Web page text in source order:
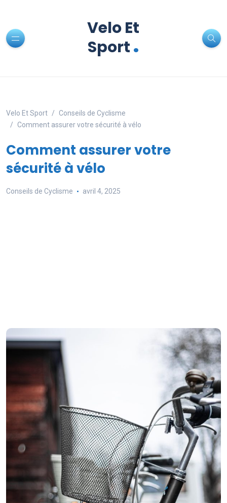
Velo Et
Sport.
Velo Et Sport
Conseils de Cyclisme
Comment assurer votre sécurité à vélo
Comment assurer votre
sécurité à vélo
Conseils de Cyclisme avril 4, 2025